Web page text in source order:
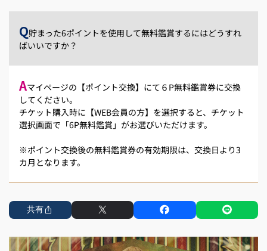
Q貯まった6ポイントを使用して無料鑑賞するにはどうすれ
ばいいですか？
Aマイページの【ポイント交換】にて６P無料鑑賞券に交換
してください。
チケット購入時に【WEB会員の方】を選択すると、チケット
選択画面で「6P無料鑑賞」がお選びいただけます。
※ポイント交換後の無料鑑賞券の有効期限は、交換日より3
カ月となります。
共有